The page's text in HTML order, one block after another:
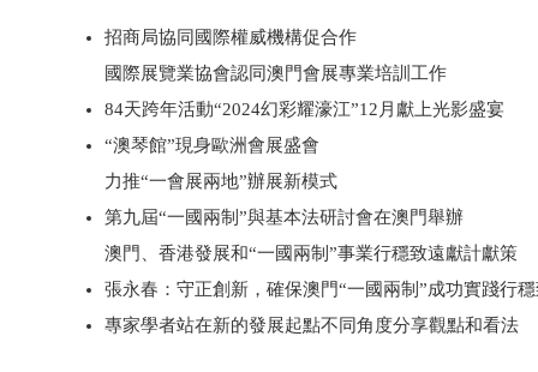
招商局協同國際權威機構促合作
國際展覽業協會認同澳門會展專業培訓工作
84天跨年活動“2024幻彩耀濠江”12月獻上光影盛宴
“澳琴館”現身歐洲會展盛會
力推“一會展兩地”辦展新模式
第九屆“一國兩制”與基本法研討會在澳門舉辦
澳門、香港發展和“一國兩制”事業行穩致遠獻計獻策
張永春：守正創新，確保澳門“一國兩制”成功實踐行
專家學者站在新的發展起點不同角度分享觀點和看法